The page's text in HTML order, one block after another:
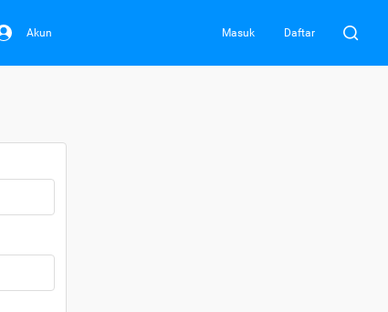
Akun Masuk Daftar